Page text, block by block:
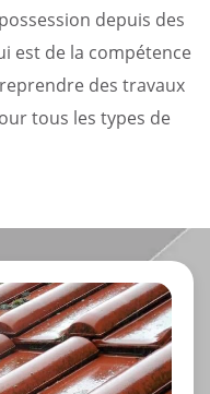
depuis des
est de la compétence
des travaux
tous les types de